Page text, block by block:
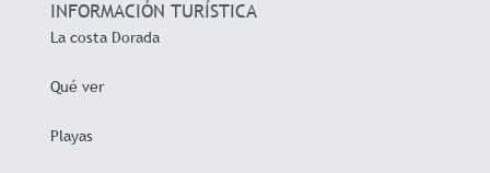
INFORMACIÓN TURÍSTICA
La costa Dorada
Qué ver
Playas